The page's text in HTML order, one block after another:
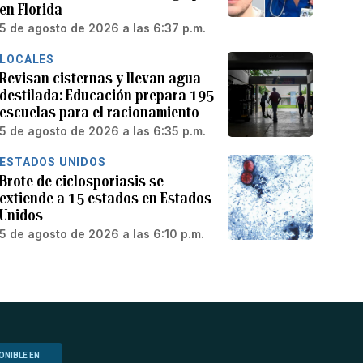
en Florida
5 de agosto de 2026 a las 6:37 p.m.
LOCALES
Revisan cisternas y llevan agua
destilada: Educación prepara 195
escuelas para el racionamiento
5 de agosto de 2026 a las 6:35 p.m.
ESTADOS UNIDOS
Brote de ciclosporiasis se
extiende a 15 estados en Estados
Unidos
5 de agosto de 2026 a las 6:10 p.m.
EN